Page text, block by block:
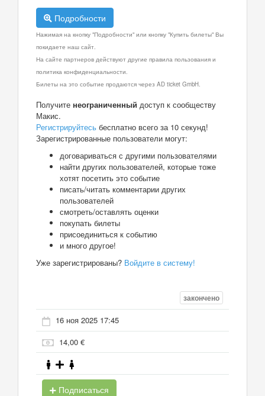
Подробности
Нажимая на кнопку "Подробности" или кнопку "Купить билеты" Вы
покидаете наш сайт.
На сайте партнеров действуют другие правила пользования и
политика конфиденциальности.
Билеты на это событие продаются через AD ticket GmbH.
Получите неограниченный доступ к сообществу
Макис.
Регистрируйтесь бесплатно всего за 10 секунд!
Зарегистрированные пользователи могут:
договариваться с другими пользователями
найти других пользователей, которые тоже
хотят посетить это событие
писать/читать комментарии других
пользователей
смотреть/оставлять оценки
покупать билеты
присоединиться к событию
и много другое!
Уже зарегистрированы? Войдите в систему!
закончено
16 ноя 2025 17:45
14,00 €
Подписаться